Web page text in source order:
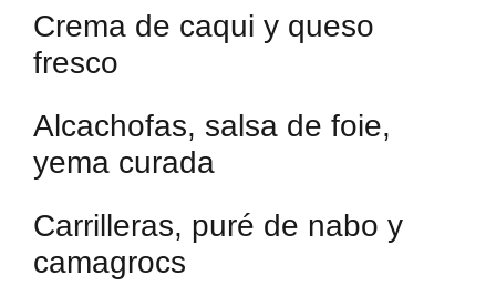
Crema de caqui y queso
fresco
Alcachofas, salsa de foie,
yema curada
Carrilleras, puré de nabo y
camagrocs